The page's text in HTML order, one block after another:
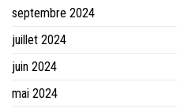
septembre 2024
juillet 2024
juin 2024
mai 2024